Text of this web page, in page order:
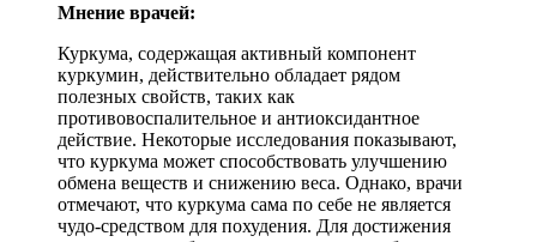
Мнение врачей:
Куркума, содержащая активный компонент
куркумин, действительно обладает рядом
полезных свойств, таких как
противовоспалительное и антиоксидантное
действие. Некоторые исследования показывают,
что куркума может способствовать улучшению
обмена веществ и снижению веса. Однако, врачи
отмечают, что куркума сама по себе не является
чудо-средством для похудения. Для достижения